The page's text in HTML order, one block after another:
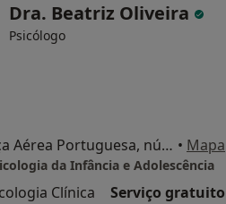
Dra. Beatriz Oliveira
Psicólogo
Avenida da Força Aérea Portuguesa, número 84, Aveiro • Mapa
da Infância e Adolescência
Clínica Serviço gratuito